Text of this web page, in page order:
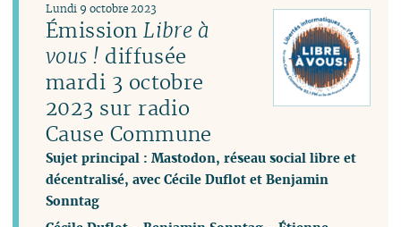
ÉmissionLibre à
vous ! diffusée
mardi 3 octobre
2023 sur radio
Cause Commune
Sujet principal : Mastodon, réseau social libre et
décentralisé, avec Cécile Duflot et Benjamin
Sonntag
Lundi 9 octobre 2023